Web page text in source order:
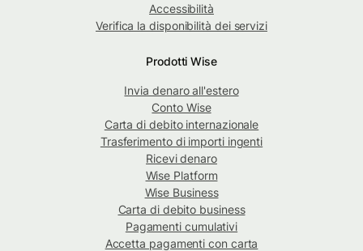
Accessibilità
Verifica la disponibilità dei servizi
Prodotti Wise
Invia denaro all'estero
Conto Wise
Carta di debito internazionale
Trasferimento di importi ingenti
Ricevi denaro
Wise Platform
Wise Business
Carta di debito business
Pagamenti cumulativi
Accetta pagamenti con carta